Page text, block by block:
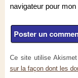
navigateur pour
Ce site utilise
sur la façon dont les